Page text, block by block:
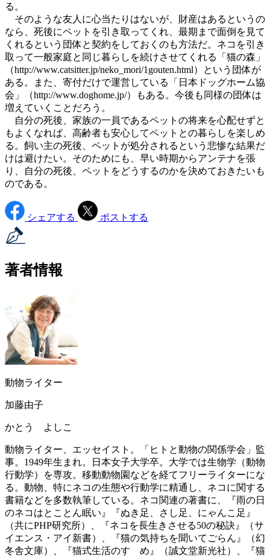
る。
そのような友人に心当たりはないが、財産はあるというの
なら、死後にペットを引き取ってくれ、最期まで面倒を見て
くれるという団体と契約をしておくのも方法だ。ネコを引き
取って一般家庭と同じ暮らしを続けさせてくれる「猫の森」
（http://www.catsitter.jp/neko_mori/1gouten.html）という団体が
ある。また、寄付だけで運営している「日本ドッグホーム協
会」（http://www.doghome.jp/）もある。今後も同様の団体は
増えていくことだろう。
自分の死後、家族の一員であるペットの将来を心配せずと
もよくなれば、高齢者も安心してペットとの暮らしを楽しめ
る。飼い主の死後、ペットが処分されるという悲惨な結果だ
けは避けたい。そのためにも、早い時期からアンテナを張
り、自分の死後、ペットをどうするのかを決めておきたいも
のである。
シェアする ポストする
著者情報
動物ライター
加藤由子
かとう よしこ
動物ライター、エッセイスト。「ヒトと動物の関係学会」監
事。1949年生まれ。日本女子大学卒。大学では生物学（動物
行動学）を専攻。移動動物園などを経てフリーライターにな
る。動物、特にネコの生態や行動学に精通し、ネコに関する
書籍などを多数執筆している。ネコ関連の著書に、『雨の日
のネコはとことん眠い』『ぬき足、さし足、にゃんこ足』
（共にPHP研究所）、『ネコを長生きさせる50の秘訣』（サ
イエンス・アイ新書）、『猫の気持ちを聞いてごらん』（幻
冬舎文庫）、『猫式生活のすゝめ』（誠文堂新光社）、『猫